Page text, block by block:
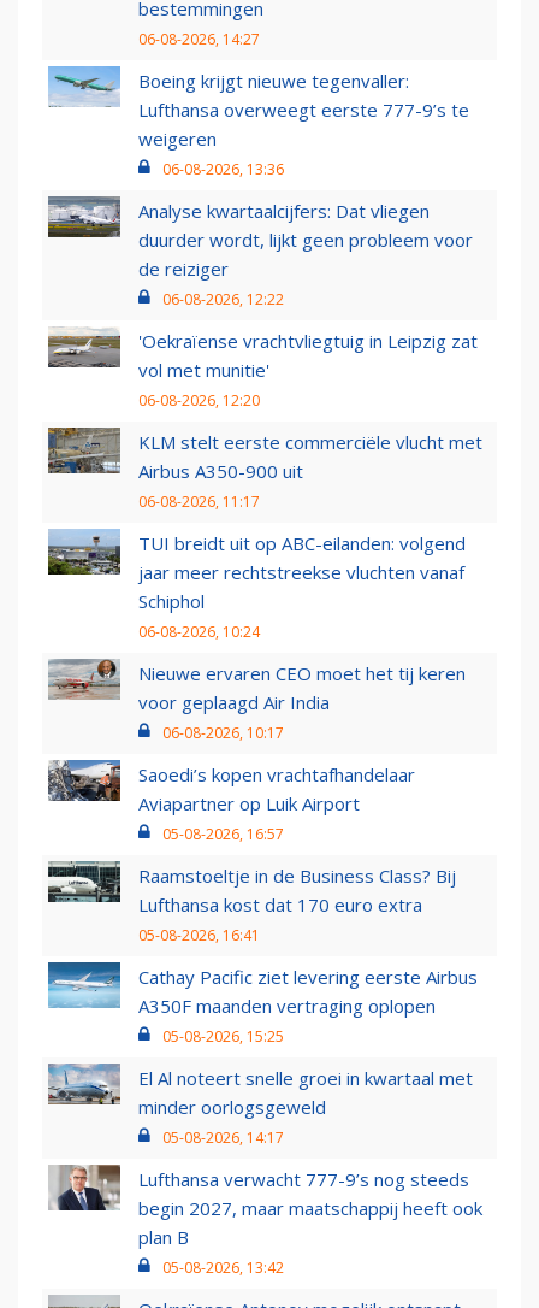
bestemmingen
06-08-2026, 14:27
Boeing krijgt nieuwe tegenvaller:
Lufthansa overweegt eerste 777-9’s te
weigeren
06-08-2026, 13:36
Analyse kwartaalcijfers: Dat vliegen
duurder wordt, lijkt geen probleem voor
de reiziger
06-08-2026, 12:22
'Oekraïense vrachtvliegtuig in Leipzig zat
vol met munitie'
06-08-2026, 12:20
KLM stelt eerste commerciële vlucht met
Airbus A350-900 uit
06-08-2026, 11:17
TUI breidt uit op ABC-eilanden: volgend
jaar meer rechtstreekse vluchten vanaf
Schiphol
06-08-2026, 10:24
Nieuwe ervaren CEO moet het tij keren
voor geplaagd Air India
06-08-2026, 10:17
Saoedi’s kopen vrachtafhandelaar
Aviapartner op Luik Airport
05-08-2026, 16:57
Raamstoeltje in de Business Class? Bij
Lufthansa kost dat 170 euro extra
05-08-2026, 16:41
Cathay Pacific ziet levering eerste Airbus
A350F maanden vertraging oplopen
05-08-2026, 15:25
El Al noteert snelle groei in kwartaal met
minder oorlogsgeweld
05-08-2026, 14:17
Lufthansa verwacht 777-9’s nog steeds
begin 2027, maar maatschappij heeft ook
plan B
05-08-2026, 13:42